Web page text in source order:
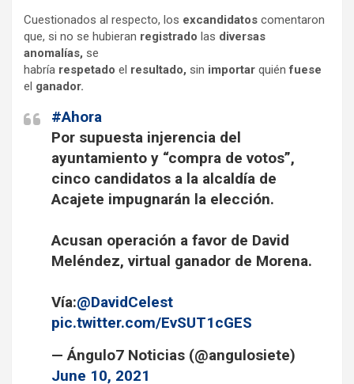
Cuestionados al respecto, los excandidatos comentaron
que, si no se hubieran registrado las diversas
anomalías, se
habría respetado el resultado, sin importar quiénfuese
el ganador.
#Ahora
Por supuesta injerencia del
ayuntamiento y “compra de votos”,
cinco candidatos a la alcaldía de
Acajete impugnarán la elección.
Acusan operación a favor de David
Meléndez, virtual ganador de Morena.
Vía:@DavidCelest
pic.twitter.com/EvSUT1cGES
— Ángulo7 Noticias (@angulosiete)
June 10, 2021